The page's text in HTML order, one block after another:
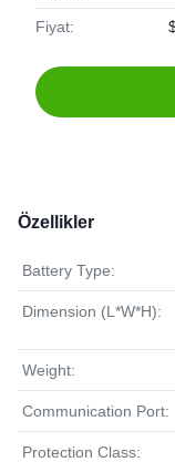
Fiyat:
Özellikler
Battery Type:
Dimension (L*W*H):
Weight:
Communication Port:
Protection Class: